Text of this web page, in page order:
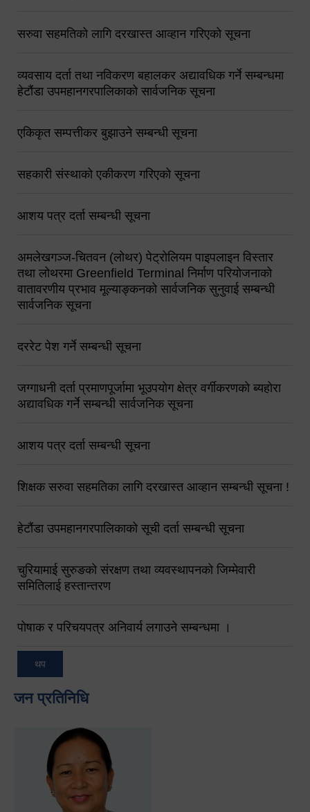
सरुवा सहमतिको लागि दरखास्त आव्हान गरिएको सूचना
व्यवसाय दर्ता तथा नविकरण बहालकर अद्यावधिक गर्ने सम्बन्धमा
हेटौंडा उपमहानगरपालिकाको सार्वजनिक सूचना
एकिकृत सम्पत्तीकर बुझाउने सम्बन्धी सूचना
सहकारी संस्थाको एकीकरण गरिएको सूचना
आशय पत्र दर्ता सम्बन्धी सूचना
अमलेखगञ्ज-चितवन (लोथर) पेट्रोलियम पाइपलाइन विस्तार
तथा लोथरमा Greenfield Terminal निर्माण परियोजनाको
वातावरणीय प्रभाव मूल्याङ्कनको सार्वजनिक सुनुवाई सम्बन्धी
सार्वजनिक सूचना
दररेट पेश गर्ने सम्बन्धी सूचना
जग्गाधनी दर्ता प्रमाणपूर्जामा भूउपयोग क्षेत्र वर्गीकरणको ब्यहोरा
अद्यावधिक गर्ने सम्बन्धी सार्वजनिक सूचना
आशय पत्र दर्ता सम्बन्धी सूचना
शिक्षक सरुवा सहमतिका लागि दरखास्त आव्हान सम्बन्धी सूचना !
हेटौंडा उपमहानगरपालिकाको सूची दर्ता सम्बन्धी सूचना
चुरियामाई सुरुङको संरक्षण तथा व्यवस्थापनको जिम्मेवारी
समितिलाई हस्तान्तरण
पोषाक र परिचयपत्र अनिवार्य लगाउने सम्बन्धमा ।
थप
जन प्रतिनिधि